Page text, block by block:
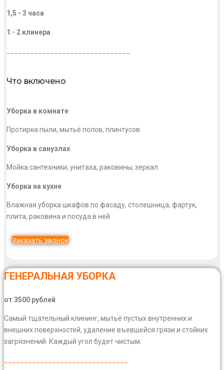
1,5 - 3 часа
1 - 2 клинера
Что включено
Уборка в комнате
Протирка пыли, мытьё полов, плинтусов
Уборка в санузлах
Мойка сантехники, унитаза, раковины, зеркал
Уборка на кухне
Влажная уборка шкафов по фасаду, столешница, фартук,
плита, раковина и посуда в ней
Заказать звонок
ГЕНЕРАЛЬНАЯ УБОРКА
от 3500 рублей
Самый тщательный клининг, мытьё пустых внутренних и
внешних поверхностей, удаление въевшейся грязи и стойких
загрязнений. Каждый угол будет чистым.